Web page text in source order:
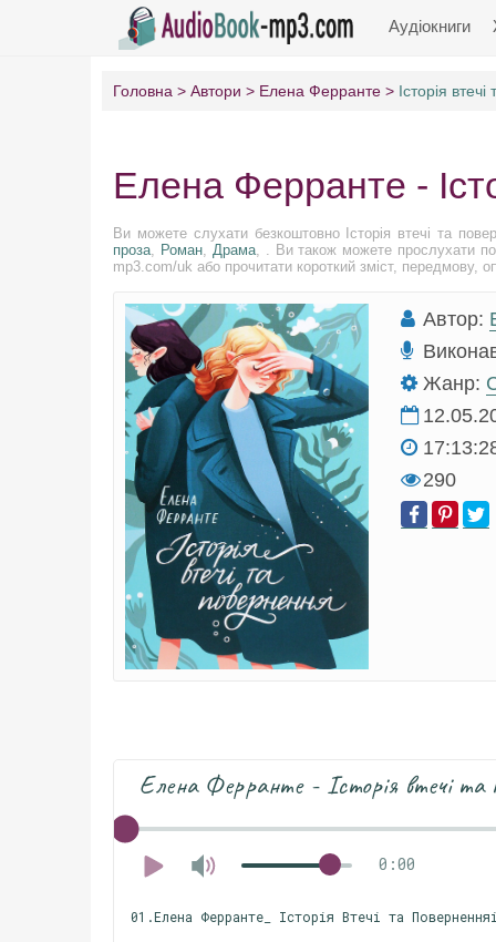
Аудіокниги
Головна Автори Елена Ферранте Історія
Елена Ферранте -
Ви можете слухати безкоштовно Історія втечі та
проза, Роман, Драмa, . Ви також можете прослухати
mp3.com/uk або прочитати короткий зміст, передмову,
Автор:
Жанр:
290
Елена Ферранте - Історія втечі та
0:00
01.Елена Ферранте_ Історія Втечі та